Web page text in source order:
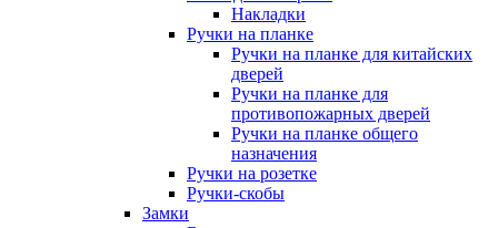
Накладки
Ручки на планке
Ручки на планке для китайских
дверей
Ручки на планке для
противопожарных дверей
Ручки на планке общего
назначения
Ручки на розетке
Ручки-скобы
Замки